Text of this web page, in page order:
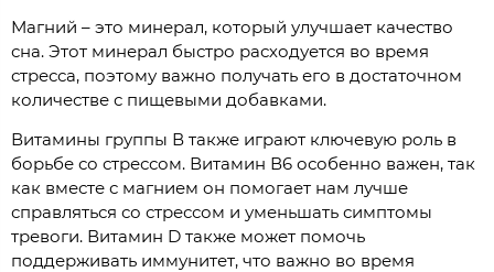
Магний – это минерал, который улучшает качество
сна. Этот минерал быстро расходуется во время
стресса, поэтому важно получать его в достаточном
количестве с пищевыми добавками.
Витамины группы В также играют ключевую роль в
борьбе со стрессом. Витамин В6 особенно важен, так
как вместе с магнием он помогает нам лучше
справляться со стрессом и уменьшать симптомы
тревоги. Витамин D также может помочь
поддерживать иммунитет, что важно во время